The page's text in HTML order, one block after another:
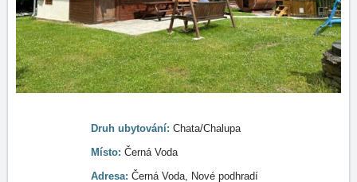
Druh ubytování: Chata/Chalupa
Místo: Černá Voda
Adresa: Černá Voda, Nové podhradí